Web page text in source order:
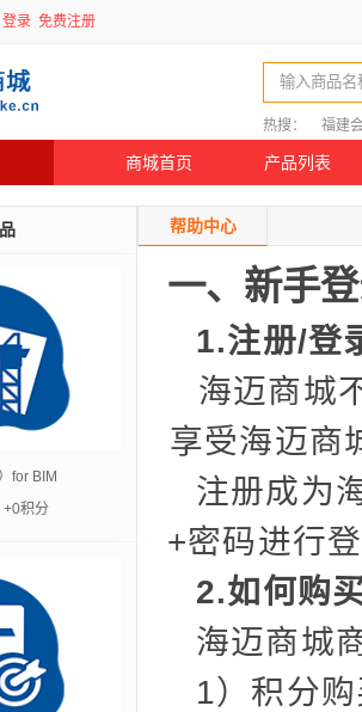
登录 免费注册
输入商品名
热搜： 福建
商城首页 产品列表
for BIM
+0积分
帮助中心
一、新手
1.注册/登
海迈商城
享受海迈商
注册成为
+密码进行
2.如何购
海迈商城
1）积分